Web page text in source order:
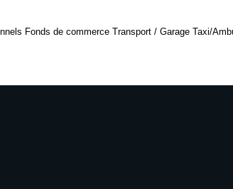
Fonds de commerce Transport / Garage Taxi/